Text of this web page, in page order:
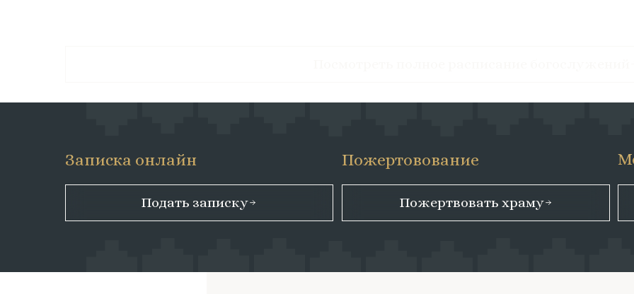
Пожертвовать храму
Подать записку
Пожертовование
Записка онлайн